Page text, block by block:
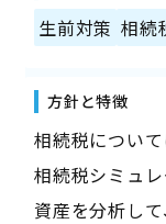
生前対策 相続
方針と特徴
相続税につい
相続税シミュ
資産を分析し